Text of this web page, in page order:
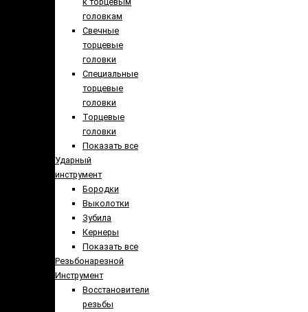
головкам
Свечные
торцевые
головки
Специальные
торцевые
головки
Торцевые
головки
Показать все
Ударный
инструмент
Бородки
Выколотки
Зубила
Кернеры
Показать все
Резьбонарезной
Инструмент
Восстановители
резьбы